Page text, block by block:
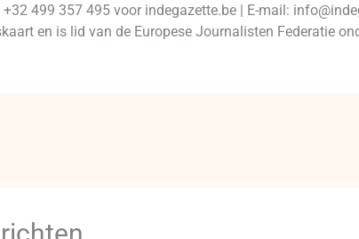
499 357 495 voor indegazette.be | E-mail:
en is lid van de Europese Journalisten Federatie